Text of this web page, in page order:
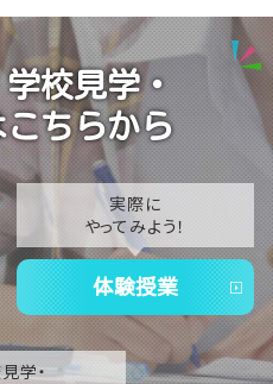
定🎉恐竜専攻🦖恐竜大好
式🎓️
校見学・
ちらから
実際に
やってみよう！
体験授業
学・